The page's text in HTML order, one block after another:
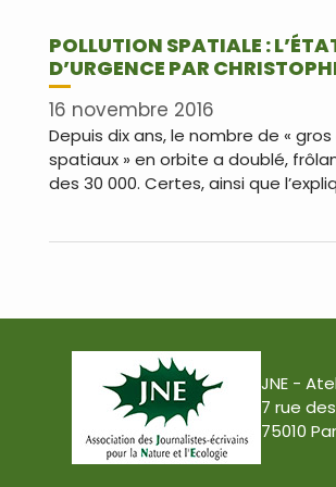
POLLUTION SPATIALE :
D’URGENCE PAR
16 novembre 2016
Depuis dix ans, le nombre de «
spatiaux » en orbite a doublé,
des 30 000. Certes, ainsi que
JNE -
7 rue
75010